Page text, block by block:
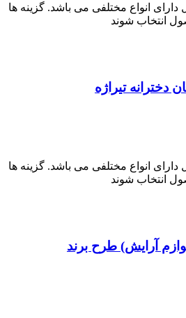
دارای انواع مختلفی می باشد. گزینه ها
انتخاب شوند
دارای انواع مختلفی می باشد. گزینه ها
انتخاب شوند